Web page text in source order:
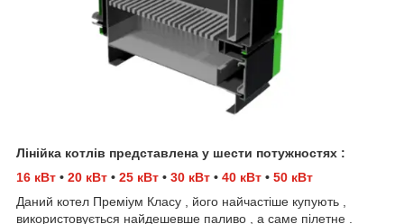
Лінійка котлів представлена у шести потужностях :
16 кВт • 20 кВт • 25 кВт • 30 кВт • 40 кВт • 50 кВт
Даний котел Преміум Класу , його найчастіше купують ,
використовується найдешевше паливо , а саме пілетне .